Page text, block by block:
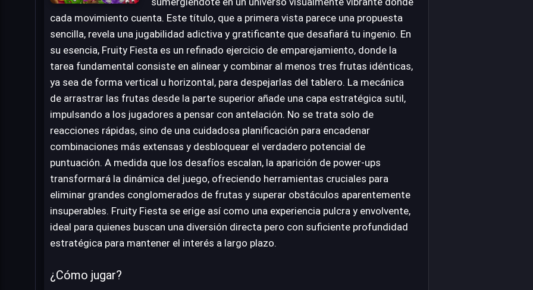
cada movimiento cuenta. Este título, que a primera vista parece una propuesta
sencilla, revela una jugabilidad adictiva y gratificante que desafiará tu ingenio. En
su esencia, Fruity Fiesta es un refinado ejercicio de emparejamiento, donde la
tarea fundamental consiste en alinear y combinar al menos tres frutas idénticas,
ya sea de forma vertical u horizontal, para despejarlas del tablero. La mecánica
de arrastrar las frutas desde la parte superior añade una capa estratégica sutil,
impulsando a los jugadores a pensar con antelación. No se trata solo de
reacciones rápidas, sino de una cuidadosa planificación para encadenar
combinaciones más extensas y desbloquear el verdadero potencial de
puntuación. A medida que los desafíos escalan, la aparición de power-ups
transformará la dinámica del juego, ofreciendo herramientas cruciales para
eliminar grandes conglomerados de frutas y superar obstáculos aparentemente
insuperables. Fruity Fiesta se erige así como una experiencia pulcra y envolvente,
ideal para quienes buscan una diversión directa pero con suficiente profundidad
estratégica para mantener el interés a largo plazo.
¿Cómo jugar?